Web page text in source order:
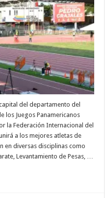
del departamento del
los Juegos Panamericanos
la Federación Internacional del
a los mejores atletas de
en diversas disciplinas como
Levantamiento de Pesas, …